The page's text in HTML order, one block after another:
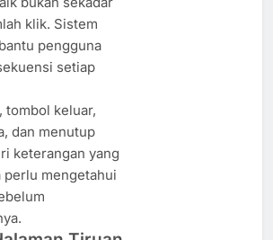
klik. Sistem
pengguna
setiap
tombol keluar,
dan menutup
keterangan yang
perlu mengetahui